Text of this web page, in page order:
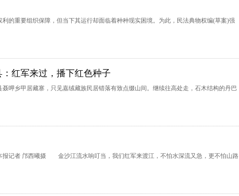
的重要组织保障，但当下其运行却面临着种种现实困境。为此，民法典物权编(草案)强
红军来过，播下红色种子
呷乡甲居藏寨，只见嘉绒藏族民居错落有致点缀山间。继续往高处走，石木结构的丹巴
者 邝西曦摄 金沙江流水响叮当，我们红军来渡江，不怕水深流又急，更不怕山路